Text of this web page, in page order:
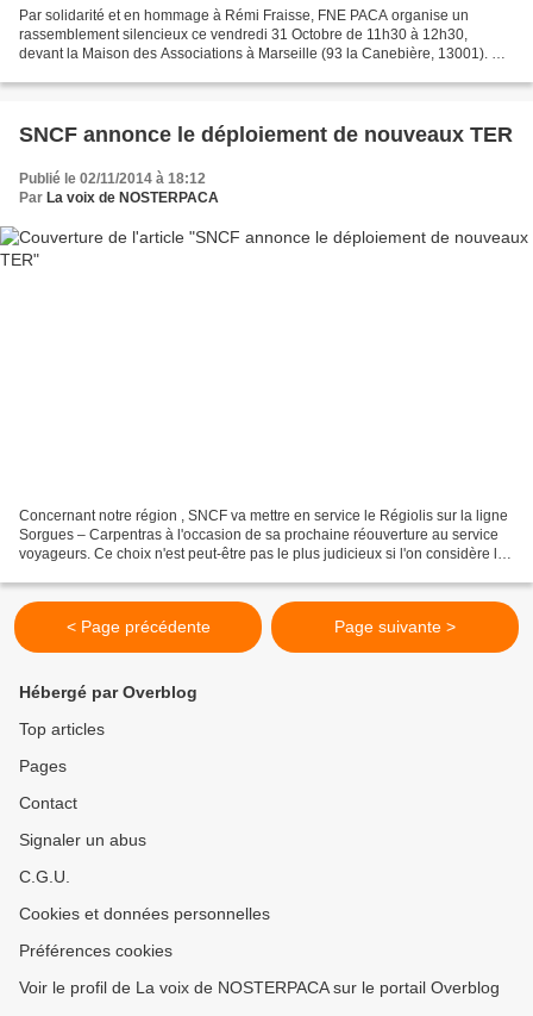
Par solidarité et en hommage à Rémi Fraisse, FNE PACA organise un
rassemblement silencieux ce vendredi 31 Octobre de 11h30 à 12h30,
devant la Maison des Associations à Marseille (93 la Canebière, 13001). Ce
SNCF annonce le déploiement de nouveaux TER
Publié le 02/11/2014 à 18:12
Par La voix de NOSTERPACA
Concernant notre région , SNCF va mettre en service le Régiolis sur la ligne
Sorgues – Carpentras à l'occasion de sa prochaine réouverture au service
voyageurs. Ce choix n'est peut-être pas le plus judicieux si l'on considère la
< Page précédente Page suivante >
Hébergé par Overblog
Top articles
Pages
Contact
Signaler un abus
C.G.U.
Cookies et données personnelles
Préférences cookies
Voir le profil de La voix de NOSTERPACA sur le portail Overblog